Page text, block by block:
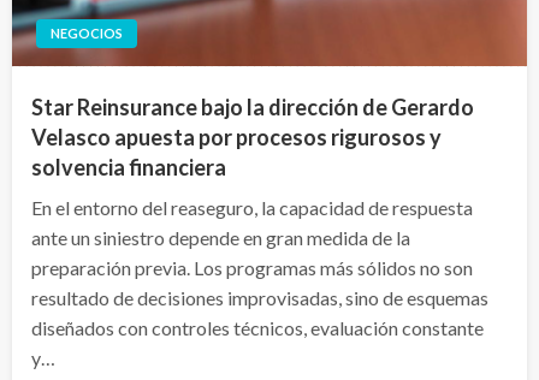
NEGOCIOS
Star Reinsurance bajo la dirección de Gerardo
Velasco apuesta por procesos rigurosos y
solvencia financiera
En el entorno del reaseguro, la capacidad de respuesta
ante un siniestro depende en gran medida de la
preparación previa. Los programas más sólidos no son
resultado de decisiones improvisadas, sino de esquemas
diseñados con controles técnicos, evaluación constante
y…